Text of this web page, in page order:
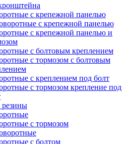
с крепежной панелью
с крепежной панелью
с крепежной панелью и
с болтовым креплением
с тормозом с болтовым
с креплением под болт
с тормозом крепление под
резины
с тормозом
с болтом